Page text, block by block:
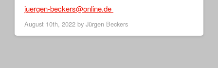
juergen-beckers@online.de
August 10th, 2022 by Jürgen Beckers